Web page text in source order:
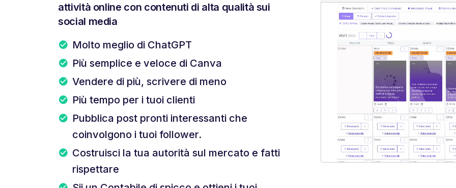
attività online con contenuti di alta qualità sui
social media
Molto meglio di ChatGPT
Più semplice e veloce di Canva
Vendere di più, scrivere di meno
Più tempo per i tuoi clienti
Pubblica post pronti interessanti che
coinvolgono i tuoi follower.
Costruisci la tua autorità sul mercato e fatti
rispettare